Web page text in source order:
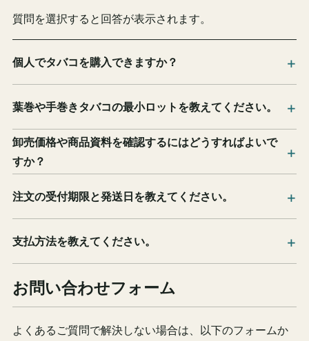
質問を選択すると回答が表示されます。
個人でタバコを購入できますか？
葉巻や手巻きタバコの最小ロットを教えてください。
卸売価格や商品資料を確認するにはどうすればよいで
すか？
注文の受付期限と発送日を教えてください。
支払方法を教えてください。
お問い合わせフォーム
よくあるご質問で解決しない場合は、以下のフォームか